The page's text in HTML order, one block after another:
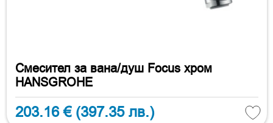
Смесител за вана/душ Focus хром
HANSGROHE
203.16 € (397.35 лв.)